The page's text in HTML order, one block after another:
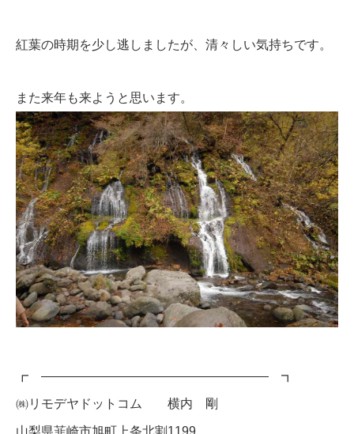
紅葉の時期を少し逃しましたが、清々しい気持ちです。
また来年も来ようと思います。
┏ ―――――――――――――――――― ┓
㈱リモデヤドットコム 横内 剛
山梨県韮崎市旭町上条北割1199